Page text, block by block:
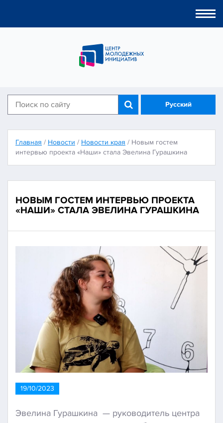
Русский
Главная / Новости / Новости края / Новым гостем
интервью проекта «Наши» стала Эвелина Гурашкина
НОВЫМ ГОСТЕМ ИНТЕРВЬЮ ПРОЕКТА
«НАШИ» СТАЛА ЭВЕЛИНА ГУРАШКИНА
19/10/2023
Эвелина Гурашкина — руководитель центра